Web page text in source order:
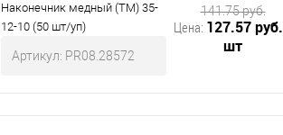
Наконечник медный (ТМ) 35-
12-10 (50 шт/уп)
Артикул: PR08.28572
Цена: 127.57 руб.
шт
141.75 руб.